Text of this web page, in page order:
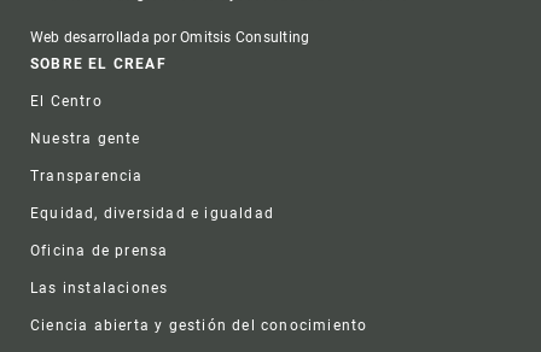
Web desarrollada por Omitsis Consulting
Footer
SOBRE EL CREAF
El Centro
Nuestra gente
Transparencia
Equidad, diversidad e igualdad
Oficina de prensa
Las instalaciones
Ciencia abierta y gestión del conocimiento